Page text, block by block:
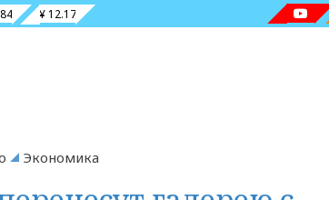
¥ 12.17
Экономика